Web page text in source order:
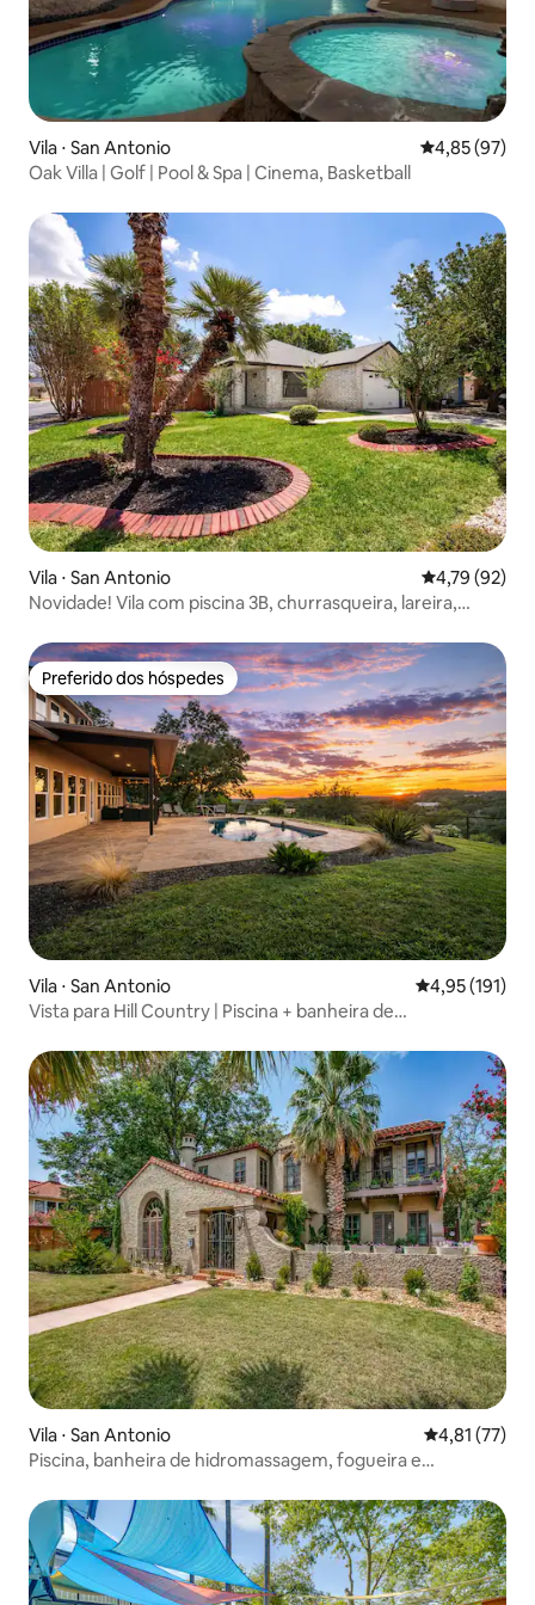
Vila ⋅ San Antonio 4,85 de uma
4,85 (97)
Oak Villa | Golf | Pool & Spa | Cinema, Basketball
Vila ⋅ San Antonio 4,79 de uma
4,79 (92)
Novidade! Vila com piscina 3B, churrasqueira, lareira,
Preferido dos hóspedes
Preferido dos hóspedes
Vila ⋅ San Antonio 4,95 de uma
4,95 (191)
Vista para Hill Country | Piscina + banheira de
Vila ⋅ San Antonio 4,81 de uma
4,81 (77)
Piscina, banheira de hidromassagem, fogueira e